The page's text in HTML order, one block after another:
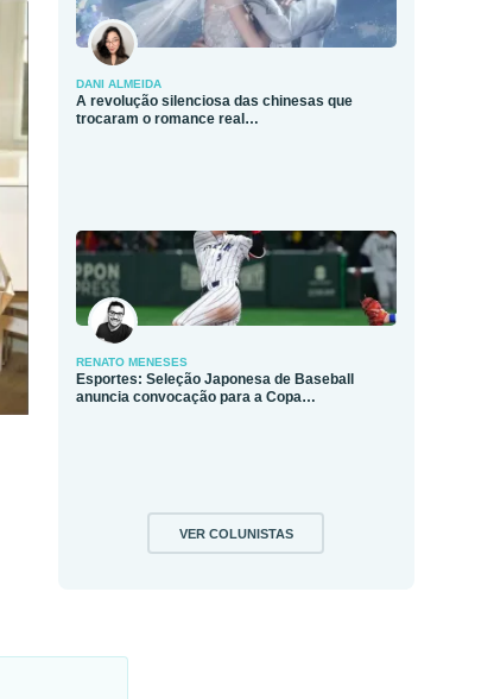
DANI ALMEIDA
A revolução silenciosa das chinesas que
trocaram o romance real…
RENATO MENESES
Esportes: Seleção Japonesa de Baseball
anuncia convocação para a Copa…
VER COLUNISTAS